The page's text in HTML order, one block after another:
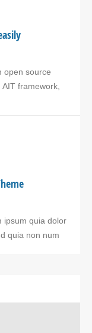
open source
framework,
ipsum quia dolor
quia non num